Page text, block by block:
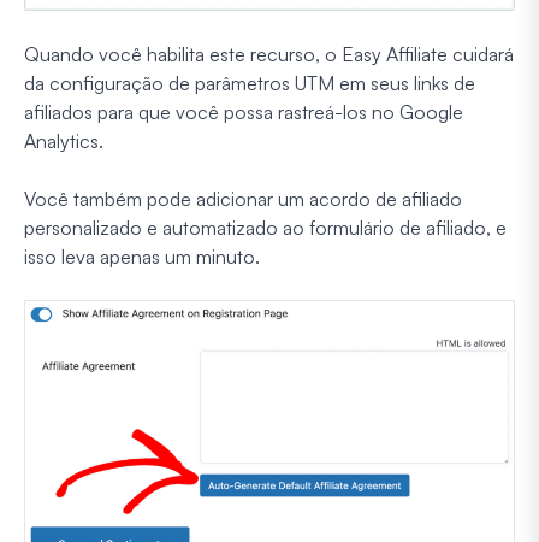
Quando você habilita este recurso, o Easy Affiliate cuidará
da configuração de parâmetros UTM em seus links de
afiliados para que você possa rastreá-los no Google
Analytics.
Você também pode adicionar um acordo de afiliado
personalizado e automatizado ao formulário de afiliado, e
isso leva apenas um minuto.